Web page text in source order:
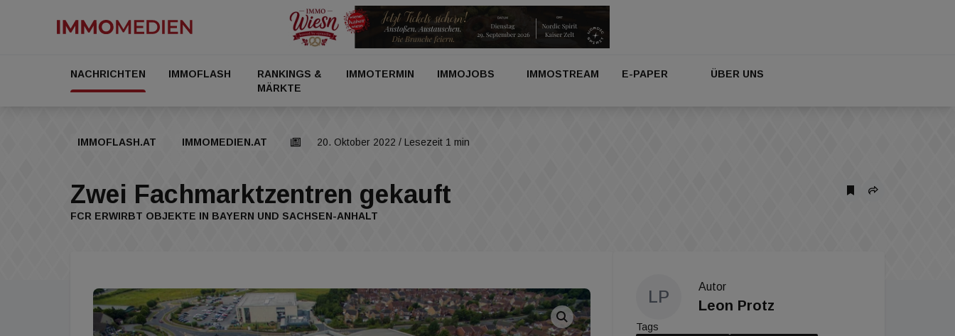
NACHRICHTEN IMMOFLASH
RANKINGS &
MÄRKTE
IMMOTERMIN IMMOJOBS IMMOSTREAM E-PAPER ÜBER UNS
IMMOFLASH.AT IMMOMEDIEN.AT 20. Oktober 2022 / Lesezeit 1 min
Zwei Fachmarktzentren gekauft
FCR ERWIRBT OBJEKTE IN BAYERN UND SACHSEN-ANHALT
LP
Autor
Leon Protz
Tags